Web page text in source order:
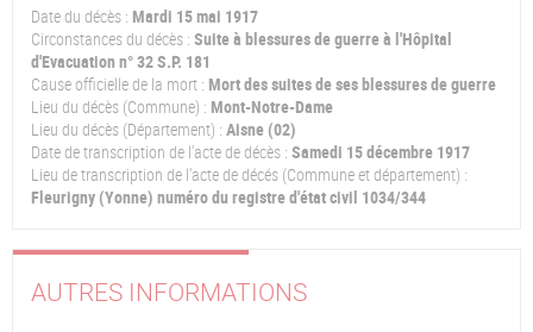
Date du décès : Mardi 15 mai 1917
Circonstances du décès : Suite à blessures de guerre à l'Hôpital
d'Evacuation n° 32 S.P. 181
Cause officielle de la mort : Mort des suites de ses blessures de guerre
Lieu du décès (Commune) : Mont-Notre-Dame
Lieu du décès (Département) : Aisne (02)
Date de transcription de l'acte de décès : Samedi 15 décembre 1917
Lieu de transcription de l'acte de décés (Commune et département) :
Fleurigny (Yonne) numéro du registre d'état civil 1034/344
AUTRES INFORMATIONS